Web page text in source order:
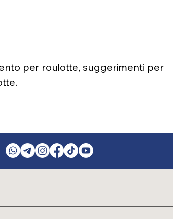
per roulotte, suggerimenti per